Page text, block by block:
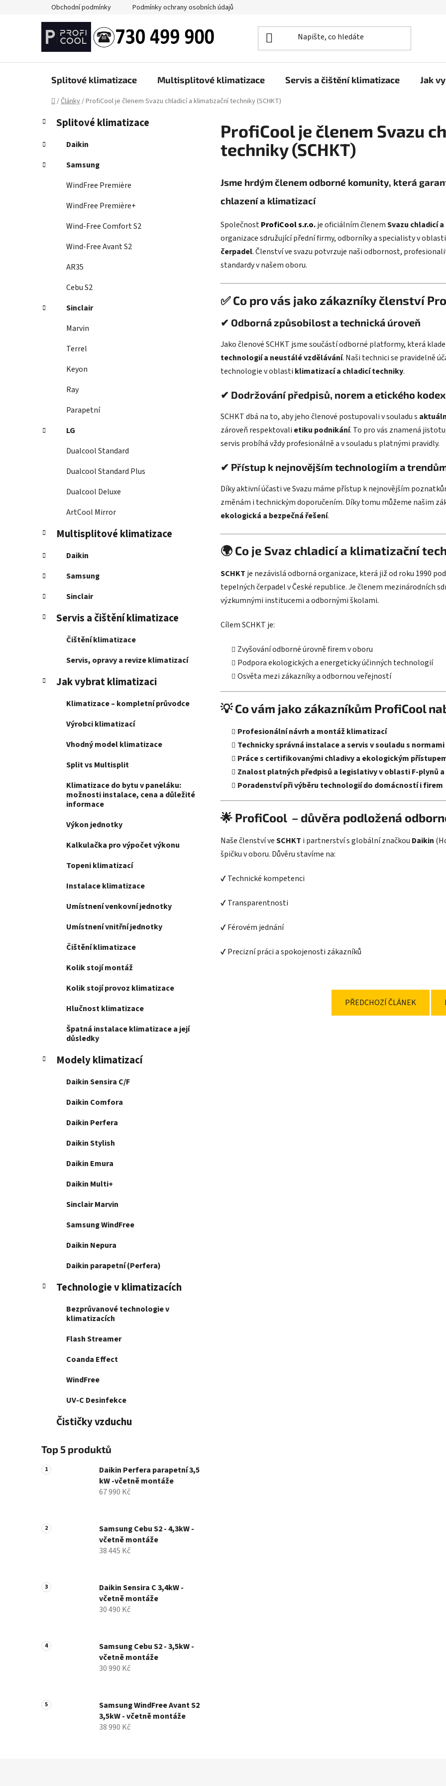
Obchodní podmínky Podmínky ochrany osobních údajů
Splitové klimatizace Multisplitové klimatizace Servis a čištění klimatizace Jak
Domů
/Články/ProfiCool je členem Svazu chladicí a klimatizační techniky (SCHKT)
P
s
r
Přeskočit
kategorie
K
a
e
g
o
Splitové klimatizace
Daikin
Samsung
WindFree Première
WindFree Première+
Wind-Free Comfort S2
Wind-Free Avant S2
AR35
Cebu S2
Sinclair
Marvin
Terrel
Keyon
Ray
Parapetní
LG
Dualcool Standard
Dualcool Standard Plus
Dualcool Deluxe
ArtCool Mirror
Multisplitové klimatizace
Daikin
Samsung
Sinclair
Servis a čištění klimatizace
Čištění klimatizace
Servis, opravy a revize klimatizací
Jak vybrat klimatizaci
Klimatizace – kompletní průvodce
Výrobci klimatizací
Vhodný model klimatizace
Split vs Multisplit
Klimatizace do bytu v paneláku:
možnosti instalace, cena a důležité
informace
Výkon jednotky
Kalkulačka pro výpočet výkonu
Topeni klimatizací
Instalace klimatizace
Umístnení venkovní jednotky
Umístnení vnitřní jednotky
Čištění klimatizace
Kolik stojí montáž
Kolik stojí provoz klimatizace
Hlučnost klimatizace
Špatná instalace klimatizace a její
důsledky
Modely klimatizací
Daikin Sensira C/F
Daikin Comfora
Daikin Perfera
Daikin Stylish
Daikin Emura
Daikin Multi+
Sinclair Marvin
Samsung WindFree
Daikin Nepura
Daikin parapetní (Perfera)
Technologie v klimatizacích
Bezprůvanové technologie v
klimatizacích
Flash Streamer
Coanda Effect
WindFree
UV-C Desinfekce
Čističky vzduchu
Top 5 produktů
Daikin Perfera parapetní 3,5
kW -včetně montáže
67 990 Kč
Samsung Cebu S2 - 4,3kW -
včetně montáže
38 445 Kč
Daikin Sensira C 3,4kW -
včetně montáže
30 490 Kč
Samsung Cebu S2 - 3,5kW -
včetně montáže
30 990 Kč
Samsung WindFree Avant S2
3,5kW - včetně montáže
38 990 Kč
ProfiCool je členem Svazu
techniky (SCHKT)
Jsme hrdým členem odborné komunity, která
chlazení a klimatizací
SpolečnostProfiCool s.r.o.je oficiálním členemSvazu chladicí
organizace sdružující přední firmy, odborníky a specialisty v oblasti
čerpadel. Členství ve svazu potvrzuje naši odbornost,
standardy v našem oboru.
✅ Co pro vás jako zákazníky členství
✔ Odborná způsobilost a technická úroveň
Jako členové SCHKT jsme součástí odborné platformy, která
technologií a neustálé vzdělávání. Naši technici se pravidelně
technologie v oblasti klimatizací a chladicí techniky.
✔ Dodržování předpisů, norem a etického
SCHKT dbá na to, aby jeho členové postupovali v souladu s
zároveň respektovali etiku podnikání. To pro vás znamená
servis probíhá vždy profesionálně a v souladu s platnými pravidly.
✔ Přístup k nejnovějším technologiím a
Díky aktivní účasti ve Svazu máme přístup k nejnovějším
změnám i technickým doporučením. Díky tomu můžeme našim
ekologická a bezpečná řešení.
🌍 Co je Svaz chladicí a klimatizační
SCHKT je nezávislá odborná organizace, která již od roku 1990
tepelných čerpadel v České republice. Je členem mezinárodních
výzkumnými institucemi a odbornými školami.
Cílem SCHKT je:
Zvyšování odborné úrovně firem v oboru
Podpora ekologických a energeticky účinných technologií
Osvěta mezi zákazníky a odbornou veřejností
💡 Co vám jako zákazníkům ProfiCool
Profesionální návrh a montáž klimatizací
Technicky správná instalace a servis v souladu s normami
Práce s certifikovanými chladivy a ekologickým
Znalost platných předpisů a legislativy v oblasti F-plynů
Poradenství při výběru technologií do domácností i firem
🌟 ProfiCool – důvěra podložená
Naše členství veSCHKT i partnerství s globální značkou Daikin
špičku v oboru. Důvěru stavíme na:
✔ Technické kompetenci
✔ Transparentnosti
✔ Férovém jednání
✔ Precizní práci a spokojenosti zákazníků
PŘEDCHOZÍ ČLÁNEK